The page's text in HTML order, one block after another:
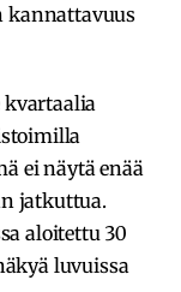
kannattavuus
kvartaalia
ei näytä enää
jatkuttua.
aloitettu 30
luvuissa